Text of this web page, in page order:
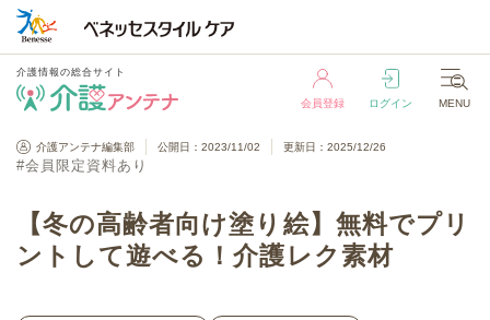
介護情報の総合サイト
会員登録 ログイン MENU
介護情報の総合サイト
#会員限定資料あり
介護アンテナ編集部 公開日：2023/11/02 更新日：2025/12/26
【冬の高齢者向け塗り絵】無料でプリ
ントして遊べる！介護レク素材